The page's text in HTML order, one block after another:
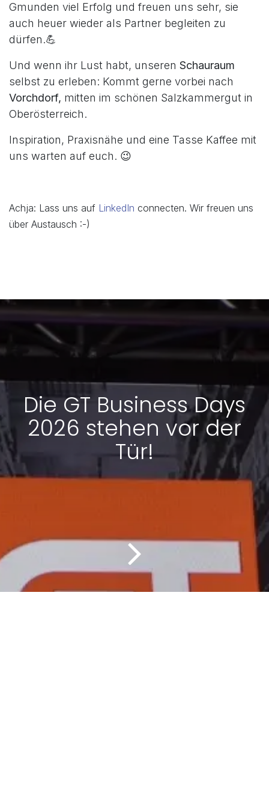
Gmunden viel Erfolg und freuen uns sehr, sie
auch heuer wieder als Partner begleiten zu
dürfen.💪
Und wenn ihr Lust habt, unseren Schauraum
selbst zu erleben: Kommt gerne vorbei nach
Vorchdorf, mitten im schönen Salzkammergut in
Oberösterreich.
Inspiration, Praxisnähe und eine Tasse Kaffee mit
uns warten auf euch. 😉
Achja: Lass uns auf LinkedIn connecten. Wir freuen uns
über Austausch :-)
Die GT Business Days
2026 stehen vor der
Tür!